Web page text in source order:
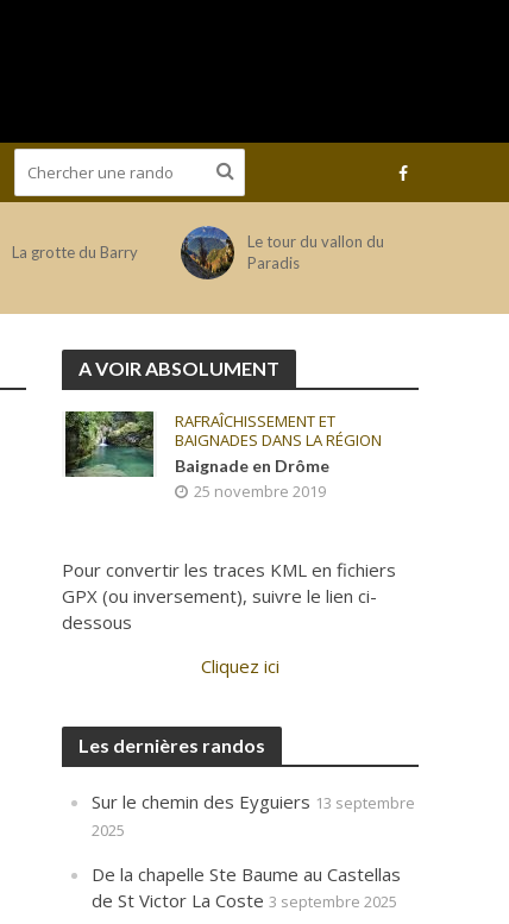
La grotte du Barry
Le tour du vallon du
Paradis
A VOIR ABSOLUMENT
RAFRAÎCHISSEMENT ET
BAIGNADES DANS LA RÉGION
Baignade en Drôme
25 novembre 2019
Pour convertir les traces KML en fichiers
GPX (ou inversement), suivre le lien ci-
dessous
Cliquez ici
Les dernières randos
Sur le chemin des Eyguiers 13 septembre
2025
De la chapelle Ste Baume au Castellas
de St Victor La Coste 3 septembre 2025